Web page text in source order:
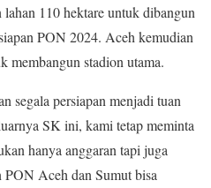
110 hektare untuk dibangun
PON 2024. Aceh kemudian
membangun stadion utama.
segala persiapan menjadi tuan
SK ini, kami tetap meminta
hanya anggaran tapi juga
PON Aceh dan Sumut bisa